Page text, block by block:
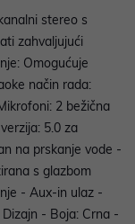
stereo s
zahvaljujući
Omogućuje
način rada:
2 bežična
5.0 za
na prskanje vode -
s glazbom
- Aux-in ulaz -
- Boja: Crna -